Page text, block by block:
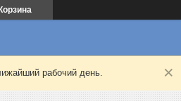
Корзина
рабочий день.